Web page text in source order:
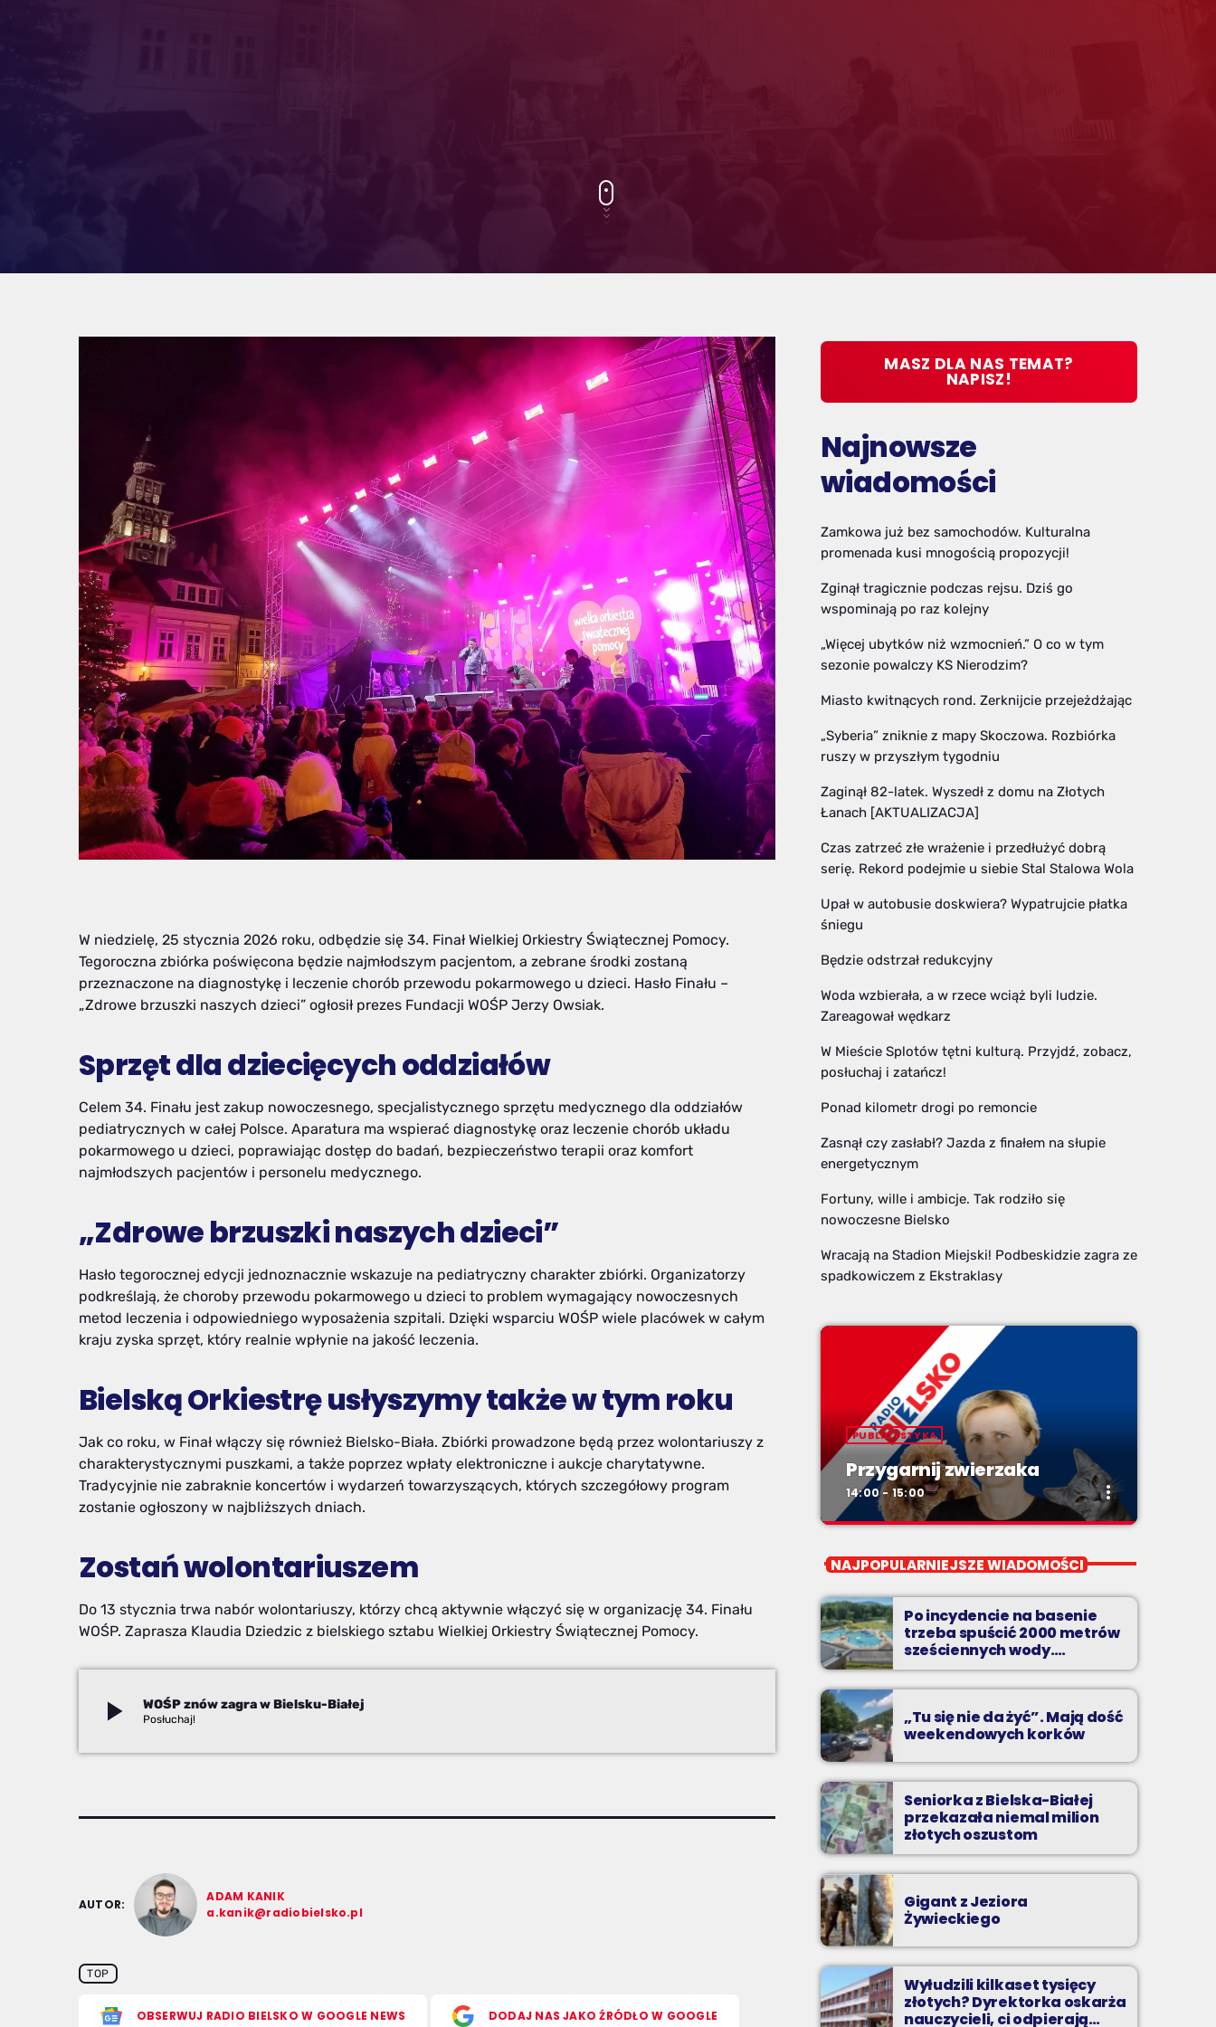
W niedzielę, 25 stycznia 2026 roku, odbędzie się 34. Finał Wielkiej Orkiestry Świątecznej Pomocy.
Tegoroczna zbiórka poświęcona będzie najmłodszym pacjentom, a zebrane środki zostaną
przeznaczone na diagnostykę i leczenie chorób przewodu pokarmowego u dzieci. Hasło Finału –
„Zdrowe brzuszki naszych dzieci” ogłosił prezes Fundacji WOŚP Jerzy Owsiak.
Sprzęt dla dziecięcych oddziałów
Celem 34. Finału jest zakup nowoczesnego, specjalistycznego sprzętu medycznego dla oddziałów
pediatrycznych w całej Polsce. Aparatura ma wspierać diagnostykę oraz leczenie chorób układu
pokarmowego u dzieci, poprawiając dostęp do badań, bezpieczeństwo terapii oraz komfort
najmłodszych pacjentów i personelu medycznego.
„Zdrowe brzuszki naszych dzieci”
Hasło tegorocznej edycji jednoznacznie wskazuje na pediatryczny charakter zbiórki. Organizatorzy
podkreślają, że choroby przewodu pokarmowego u dzieci to problem wymagający nowoczesnych
metod leczenia i odpowiedniego wyposażenia szpitali. Dzięki wsparciu WOŚP wiele placówek w całym
kraju zyska sprzęt, który realnie wpłynie na jakość leczenia.
Bielską Orkiestrę usłyszymy także w tym roku
Jak co roku, w Finał włączy się również Bielsko-Biała. Zbiórki prowadzone będą przez wolontariuszy z
charakterystycznymi puszkami, a także poprzez wpłaty elektroniczne i aukcje charytatywne.
Tradycyjnie nie zabraknie koncertów i wydarzeń towarzyszących, których szczegółowy program
zostanie ogłoszony w najbliższych dniach.
Zostań wolontariuszem
Do 13 stycznia trwa nabór wolontariuszy, którzy chcą aktywnie włączyć się w organizację 34. Finału
WOŚP. Zaprasza Klaudia Dziedzic z bielskiego sztabu Wielkiej Orkiestry Świątecznej Pomocy.
play_arrow WOŚP znów zagra w Bielsku-Białej
AUTOR:
ADAM KANIK
a.kanik@radiobielsko.pl
TOP
OBSERWUJ RADIO BIELSKO W GOOGLE NEWS DODAJ NAS JAKO ŹRÓDŁO W GOOGLE
MASZ DLA NAS TEMAT?
NAPISZ!
Najnowsze
wiadomości
Zamkowa już bez samochodów. Kulturalna
promenada kusi mnogością propozycji!
Zginął tragicznie podczas rejsu. Dziś go
wspominają po raz kolejny
„Więcej ubytków niż wzmocnień.” O co w tym
sezonie powalczy KS Nierodzim?
Miasto kwitnących rond. Zerknijcie przejeżdżając
„Syberia” zniknie z mapy Skoczowa. Rozbiórka
ruszy w przyszłym tygodniu
Zaginął 82-latek. Wyszedł z domu na Złotych
Łanach [AKTUALIZACJA]
Czas zatrzeć złe wrażenie i przedłużyć dobrą
serię. Rekord podejmie u siebie Stal Stalowa Wola
Upał w autobusie doskwiera? Wypatrujcie płatka
śniegu
Będzie odstrzał redukcyjny
Woda wzbierała, a w rzece wciąż byli ludzie.
Zareagował wędkarz
W Mieście Splotów tętni kulturą. Przyjdź, zobacz,
posłuchaj i zatańcz!
Ponad kilometr drogi po remoncie
Zasnął czy zasłabł? Jazda z finałem na słupie
energetycznym
Fortuny, wille i ambicje. Tak rodziło się
nowoczesne Bielsko
Wracają na Stadion Miejski! Podbeskidzie zagra ze
spadkowiczem z Ekstraklasy
PUBLICYSTYKA
Przygarnij zwierzaka
14:00 - 15:00 more_vert
Przygarnij zwierzaka
Radio BIELSKO i osoby którym nie jest
obojętny los czworonogów, zachęcają do
adopcji zwierząt z okolicznych schronisk.
NAJPOPULARNIEJSZE WIADOMOŚCI
Po incydencie na basenie
trzeba spuścić 2000 metrów
sześciennych wody.
„Ogromne koszty i ogromna
praca”
„Tu się nie da żyć”. Mają dość
weekendowych korków
Seniorka z Bielska-Białej
przekazała niemal milion
złotych oszustom
Gigant z Jeziora
Żywieckiego
Wyłudzili kilkaset tysięcy
złotych? Dyrektorka oskarża
nauczycieli, ci odpierają